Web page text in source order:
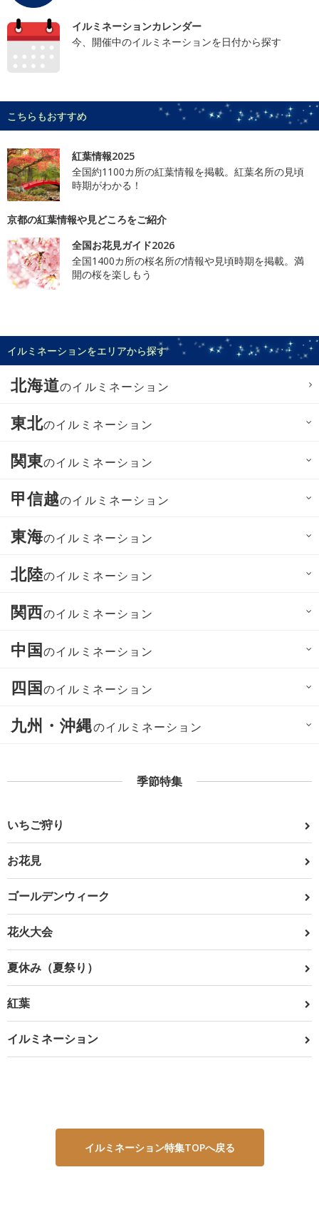
イルミネーションカレンダー
今、開催中のイルミネーションを日付から探す
こちらもおすすめ
紅葉情報2025
全国約1100カ所の紅葉情報を掲載。紅葉名所の見頃
時期がわかる！
京都の紅葉情報や見どころをご紹介
全国お花見ガイド2026
全国1400カ所の桜名所の情報や見頃時期を掲載。満
開の桜を楽しもう
イルミネーションをエリアから探す
北海道のイルミネーション
東北のイルミネーション
関東のイルミネーション
甲信越のイルミネーション
東海のイルミネーション
北陸のイルミネーション
関西のイルミネーション
中国のイルミネーション
四国のイルミネーション
九州・沖縄のイルミネーション
季節特集
いちご狩り
お花見
ゴールデンウィーク
花火大会
夏休み（夏祭り）
紅葉
イルミネーション
イルミネーション特集TOPへ戻る